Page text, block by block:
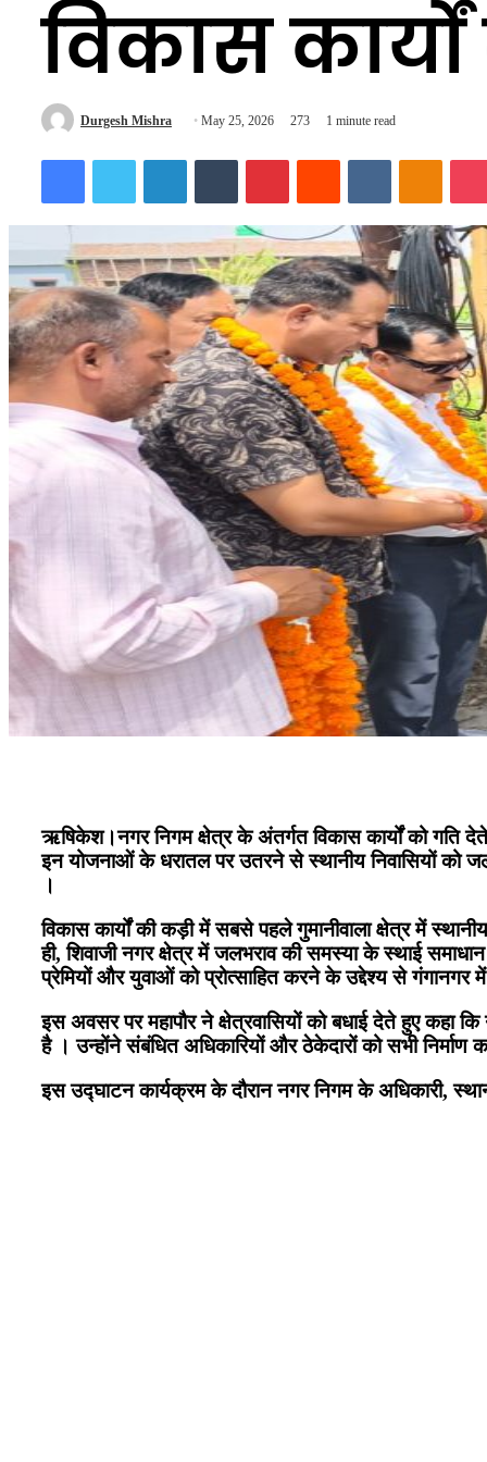
विकास
Durgesh Mishra
Send May 25, 2026 273 1 minute read
FacebookTwitter LinkedInTumblr PinterestReddit VKontakte
ऋषिकेश।​नगर निगम क्षेत्र के अंतर्गत विकास कार्यों को गति देते
इन योजनाओं के धरातल पर उतरने से स्थानीय निवासियों को
।
​विकास कार्यों की कड़ी में सबसे पहले गुमानीवाला क्षेत्र में
ही, शिवाजी नगर क्षेत्र में जलभराव की समस्या के स्थाई
प्रेमियों और युवाओं को प्रोत्साहित करने के उद्देश्य से गंगानगर
​इस अवसर पर महापौर ने क्षेत्रवासियों को बधाई देते हुए कहा
है । उन्होंने संबंधित अधिकारियों और ठेकेदारों को सभी
इस उद्घाटन कार्यक्रम के दौरान नगर निगम के अधिकारी,